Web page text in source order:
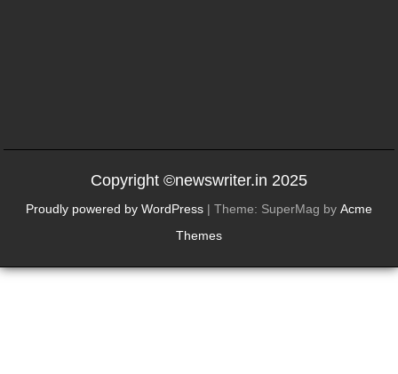
Copyright ©newswriter.in 2025
Proudly powered by WordPress | Theme: SuperMag by Acme
Themes